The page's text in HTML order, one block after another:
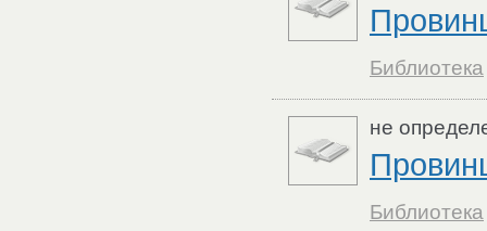
Библиотека
не
Библиотека